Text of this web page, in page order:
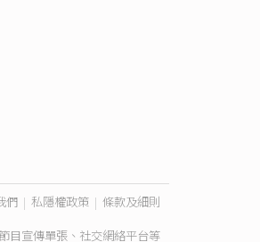
們 | 私隱權政策 | 條款及細則
目宣傳單張、社交網絡平台等